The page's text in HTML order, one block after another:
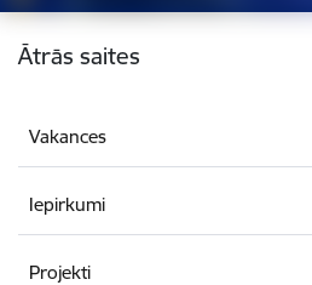
Kājene
Ātrās saites
Vakances
Iepirkumi
Projekti